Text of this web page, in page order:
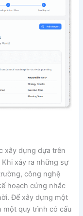
xây dựng dựa trên
xảy ra những sự
công nghệ
hoạch cứng nhắc
Để xây dựng một
một quy trình có cấu